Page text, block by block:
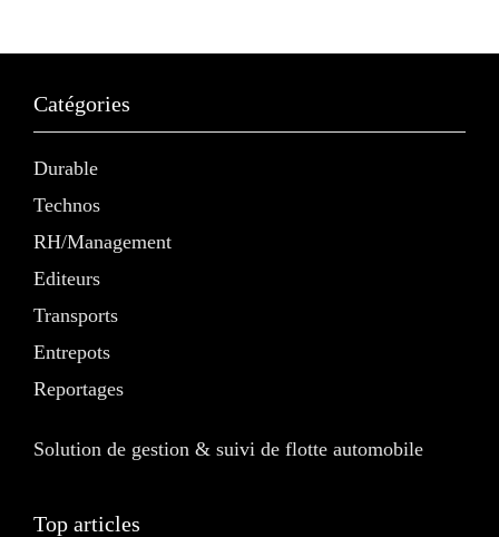
Catégories
Durable
Technos
RH/Management
Editeurs
Transports
Entrepots
Reportages
Solution de gestion & suivi de flotte automobile
Top articles